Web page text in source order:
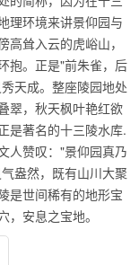
理环境来讲景仰园与
耸入云的虎峪山，
抱。正是"前朱雀，后
天成。整座陵园地处
翠，秋天枫叶艳红欲
是著名的十三陵水库.
人赞叹："景仰园真乃
盎然，既有山川大聚
是世间稀有的地形宝
安息之宝地。